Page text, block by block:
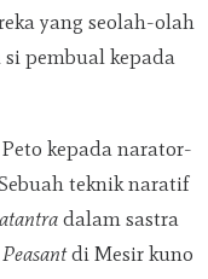
yang seolah-olah
pembual kepada
kepada narator-
teknik naratif
dalam sastra
di Mesir kuno